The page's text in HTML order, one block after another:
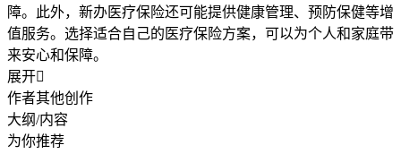
障。此外，新办医疗保险还可能提供健康管理、预防保健等增
值服务。选择适合自己的医疗保险方案，可以为个人和家庭带
来安心和保障。
展开
作者其他创作
大纲/内容
为你推荐